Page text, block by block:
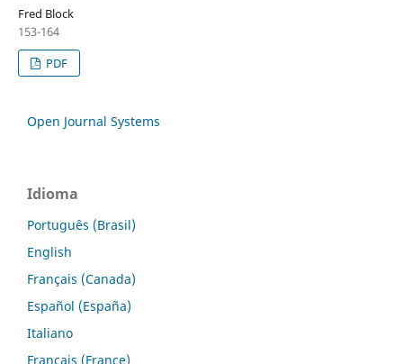
Fred Block
153-164
PDF
Open Journal Systems
Idioma
Português (Brasil)
English
Français (Canada)
Español (España)
Italiano
Français (France)